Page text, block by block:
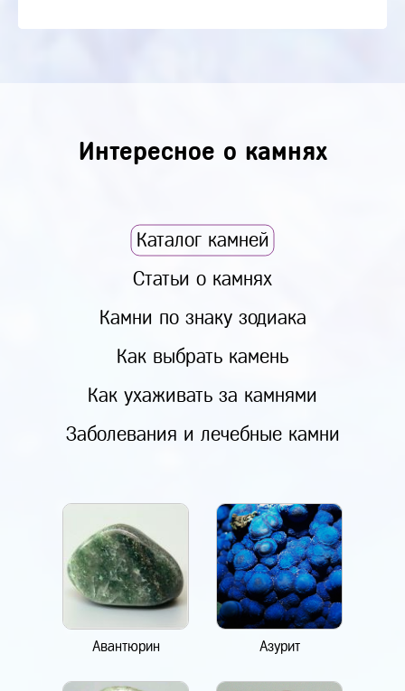
Интересное о камнях
Каталог камней
Статьи о камнях
Камни по знаку зодиака
Как выбрать камень
Как ухаживать за камнями
Заболевания и лечебные камни
Авантюрин Азурит